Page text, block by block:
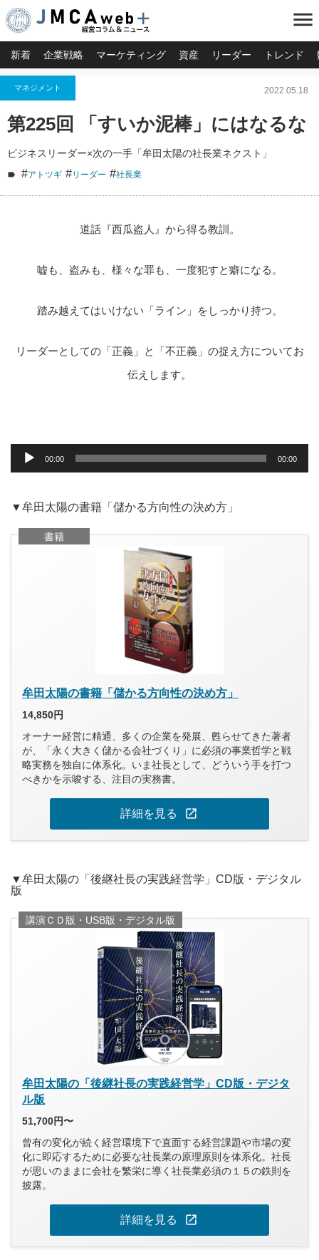
menu
新着 企業戦略 マーケティング 資産 リーダー トレンド
マネジメント 2022.05.18
第225回 「すいか泥棒」にはなるな
ビジネスリーダー×次の一手「牟田太陽の社長業ネクスト」
#アトツギ #リーダー #社長業
道話『西瓜盗人』から得る教訓。
嘘も、盗みも、様々な罪も、一度犯すと癖になる。
踏み越えてはいけない「ライン」をしっかり持つ。
リーダーとしての「正義」と「不正義」の捉え方についてお
伝えします。
プ
ヤ
00:00 00:00
▼牟田太陽の書籍「儲かる方向性の決め方」
書籍
牟田太陽の書籍「儲かる方向性の決め方」
14,850円
オーナー経営に精通、多くの企業を発展、甦らせてきた著者
が、「永く大きく儲かる会社づくり」に必須の事業哲学と戦
略実務を独自に体系化。いま社長として、どういう手を打つ
べきかを示唆する、注目の実務書。
詳細を見る open_in_new
▼牟田太陽の「後継社長の実践経営学」CD版・デジタル
版
講演ＣＤ版・USB版・デジタル版
牟田太陽の「後継社長の実践経営学」CD版・デジタ
ル版
51,700円〜
曾有の変化が続く経営環境下で直面する経営課題や市場の変
化に即応するために必要な社長業の原理原則を体系化。社長
が思いのままに会社を繁栄に導く社長業必須の１５の鉄則を
披露。
詳細を見る open_in_new